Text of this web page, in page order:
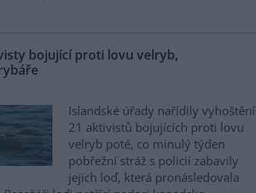
bojující proti lovu velryb,
Islandské úřady nařídily vyhoštění
21 aktivistů bojujících proti lovu
velryb poté, co minulý týden
pobřežní stráž s policií zabavily
jejich loď, která pronásledovala